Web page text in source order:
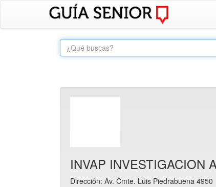
INVAP INVESTIGACION
Dirección: Av. Cmte. Luis Piedrabuena 4950